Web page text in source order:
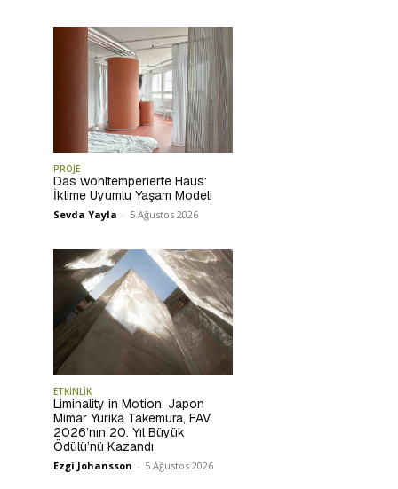
PROJE
Das wohltemperierte Haus:
İklime Uyumlu Yaşam Modeli
Sevda Yayla - 5 Ağustos 2026
ETKİNLİK
Liminality in Motion: Japon
Mimar Yurika Takemura, FAV
2026’nın 20. Yıl Büyük
Ödülü’nü Kazandı
Ezgi Johansson - 5 Ağustos 2026